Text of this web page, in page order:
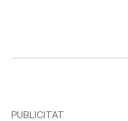
PUBLICITAT